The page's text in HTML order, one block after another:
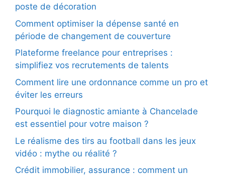
poste de décoration
Comment optimiser la dépense santé en
période de changement de couverture
Plateforme freelance pour entreprises :
simplifiez vos recrutements de talents
Comment lire une ordonnance comme un pro et
éviter les erreurs
Pourquoi le diagnostic amiante à Chancelade
est essentiel pour votre maison ?
Le réalisme des tirs au football dans les jeux
vidéo : mythe ou réalité ?
Crédit immobilier, assurance : comment un